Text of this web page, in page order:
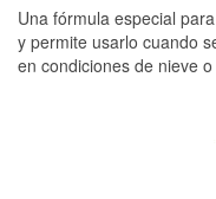
Una fórmula especial
y permite usarlo cuando
en condiciones de nieve